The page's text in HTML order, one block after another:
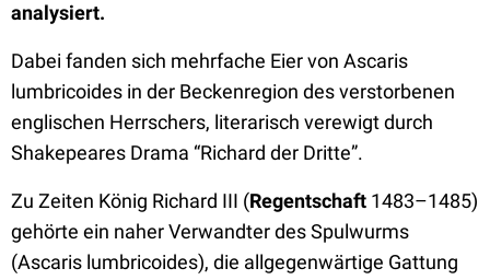
analysiert.
Dabei fanden sich mehrfache Eier von Ascaris
lumbricoides in der Beckenregion des verstorbenen
englischen Herrschers, literarisch verewigt durch
Shakepeares Drama “Richard der Dritte”.
Zu Zeiten König Richard III (Regentschaft 1483–1485)
gehörte ein naher Verwandter des Spulwurms
(Ascaris lumbricoides), die allgegenwärtige Gattung